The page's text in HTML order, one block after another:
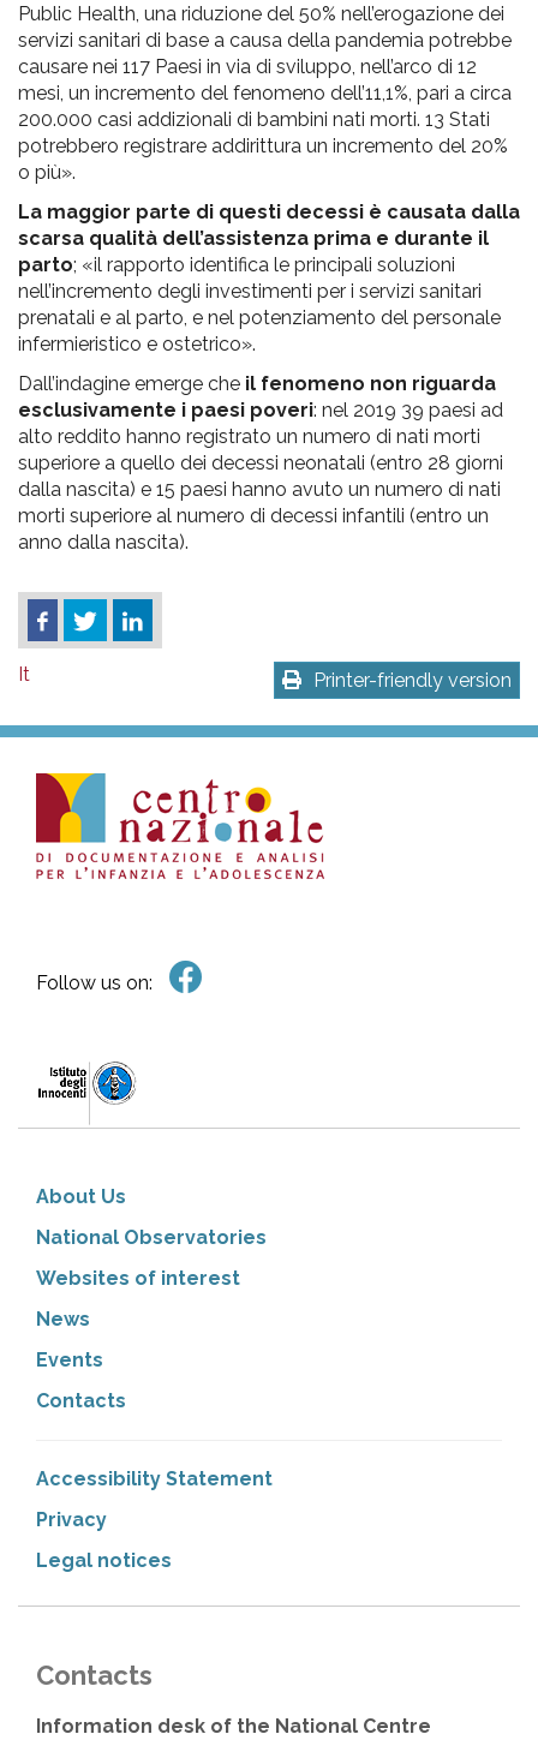
Public Health, una riduzione del 50% nell’erogazione dei
servizi sanitari di base a causa della pandemia potrebbe
causare nei 117 Paesi in via di sviluppo, nell’arco di 12
mesi, un incremento del fenomeno dell’11,1%, pari a circa
200.000 casi addizionali di bambini nati morti. 13 Stati
potrebbero registrare addirittura un incremento del 20%
o più».
La maggior parte di questi decessi è causata dalla
scarsa qualità dell’assistenza prima e durante il
parto; «il rapporto identifica le principali soluzioni
nell’incremento degli investimenti per i servizi sanitari
prenatali e al parto, e nel potenziamento del personale
infermieristico e ostetrico».
Dall’indagine emerge che il fenomeno non riguarda
esclusivamente i paesi poveri: nel 2019 39 paesi ad
alto reddito hanno registrato un numero di nati morti
superiore a quello dei decessi neonatali (entro 28 giorni
dalla nascita) e 15 paesi hanno avuto un numero di nati
morti superiore al numero di decessi infantili (entro un
anno dalla nascita).
Printer-friendly version
It
Follow us on:
About Us
National Observatories
Websites of interest
News
Events
Contacts
Accessibility Statement
Privacy
Legal notices
Contacts
Information desk of the National Centre